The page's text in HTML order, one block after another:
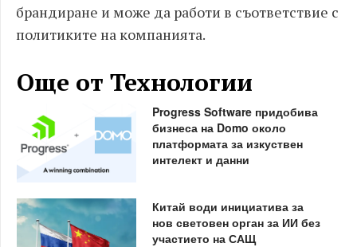
брандиране и може да работи в съответствие с
политиките на компанията.
Още от Технологии
Progress Software придобива
бизнеса на Domo около
платформата за изкуствен
интелект и данни
Китай води инициатива за
нов световен орган за ИИ без
участието на САЩ